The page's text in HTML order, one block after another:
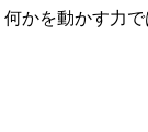
かを動かす力